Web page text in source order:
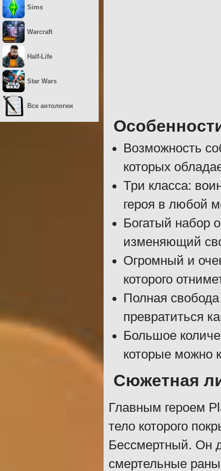
Возможность
которых
Три класса:
героя в любой
Богатый набор
изменяющий
Огромный и
которого
Полная
превратиться
Большое
которые можно
Сюжетная
Главным героем
тело которого
Бессмертный. Он
смертельные
Sims
Warcraft
Half-Life
Star Wars
Все антологии